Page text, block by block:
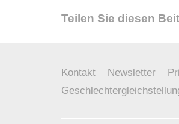
Teilen Sie diesen
Kontakt Newsletter